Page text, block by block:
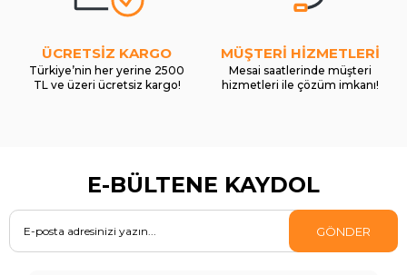
ÜCRETSİZ KARGO
Türkiye’nin her yerine 2500
TL ve üzeri ücretsiz kargo!
MÜŞTERİ HİZMETLERİ
Mesai saatlerinde müşteri
hizmetleri ile çözüm imkanı!
E-BÜLTENE KAYDOL
GÖNDER